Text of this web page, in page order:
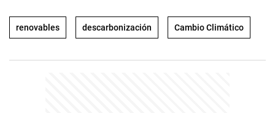
renovables descarbonización Cambio Climático